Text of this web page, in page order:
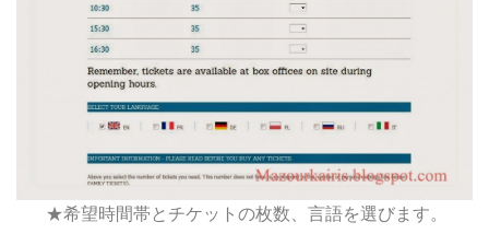
★希望時間帯とチケットの枚数、言語を選びます。